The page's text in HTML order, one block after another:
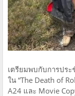
เตรียมพบกับการปร
ใน “The Death of
A24 และ Movie